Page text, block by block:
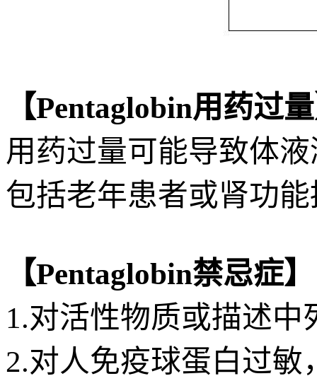
【Pentaglobin用药过
用药过量可能导致体
包括老年患者或肾功
【Pentaglobin禁忌症】
1.对活性物质或描述
2.对人免疫球蛋白过